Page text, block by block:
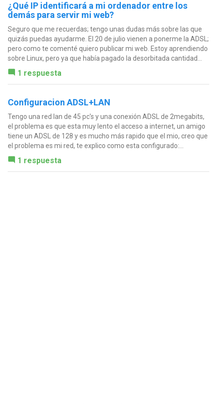
¿Qué IP identificará a mi ordenador entre los
demás para servir mi web?
Seguro que me recuerdas; tengo unas dudas más sobre las que
quizás puedas ayudarme. El 20 de julio vienen a ponerme la ADSL;
pero como te comenté quiero publicar mi web. Estoy aprendiendo
sobre Linux, pero ya que había pagado la desorbitada cantidad...
1 respuesta
Configuracion ADSL+LAN
Tengo una red lan de 45 pc's y una conexión ADSL de 2megabits,
el problema es que esta muy lento el acceso a internet, un amigo
tiene un ADSL de 128 y es mucho más rapido que el mio, creo que
el problema es mi red, te explico como esta configurado:...
1 respuesta